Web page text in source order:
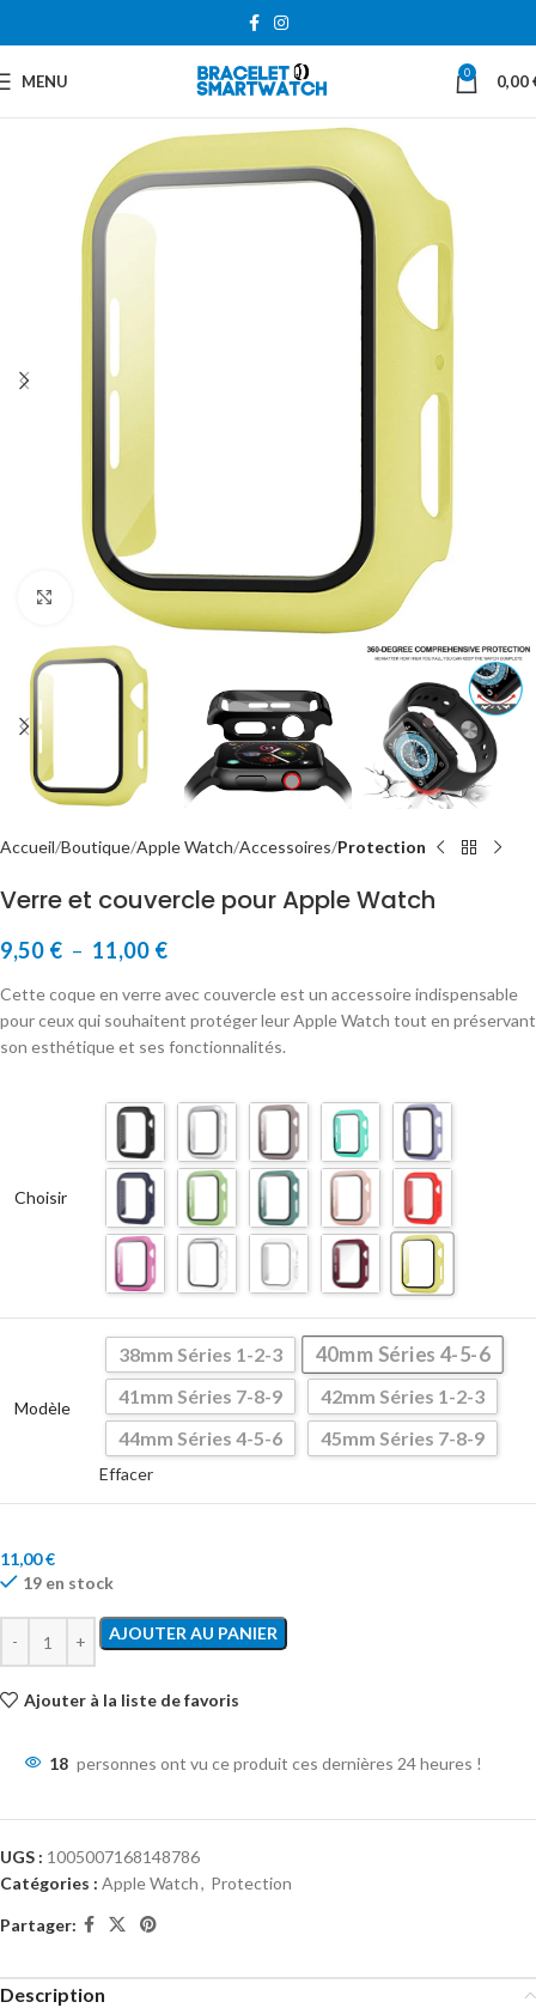
MENU 0 0,00
Cliquer pour agrandir
Accueil Boutique Apple Watch Accessoires Protection
Verre et couvercle pour Apple Watch
9,50 € – 11,00 €
Cette coque en verre avec couvercle est un accessoire indispensable
pour ceux qui souhaitent protéger leur Apple Watch tout en préservant
son esthétique et ses fonctionnalités.
Choisir
Modèle
38mm Séries 1-2-3 40mm Séries 4-5-6
41mm Séries 7-8-9
42mm Séries 1-2-3
44mm Séries 4-5-6
45mm Séries 7-8-9
Effacer
11,00€
19 en stock
AJOUTER AU PANIER
Ajouter à la liste de favoris
18 personnes ont vu ce produit ces dernières 24 heures !
UGS : 1005007168148786
Catégories : Apple Watch, Protection
Partager:
Description